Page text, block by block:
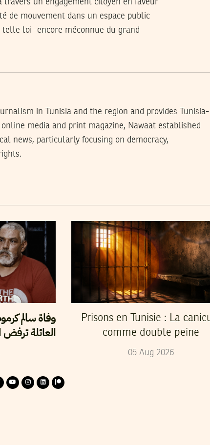
travers un engagement citoyen en faveur
de mouvement dans un espace public
telle loi -encore méconnue du grand
in Tunisia and the region and provides Tunisia-
media and print magazine, Nawaat established
news, particularly focusing on democracy,
وفاة سالم
العائلة
Prisons en Tunisie : La
comme double peine
05 Aug 2026